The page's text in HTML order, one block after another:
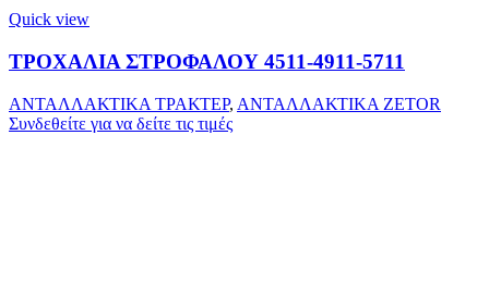
Quick view
ΤΡΟΧΑΛΙΑ ΣΤΡΟΦΑΛΟΥ 4511-4911-5711
ΑΝΤΑΛΛΑΚΤΙΚΑ ΤΡΑΚΤΕΡ, ΑΝΤΑΛΛΑΚΤΙΚΑ ZETOR
Συνδεθείτε για να δείτε τις τιμές